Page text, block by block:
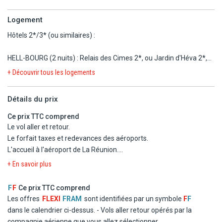
scènes de vie, constituant autant de repères pour mieux
comprendre l'île Bourbon au cours de l'histoire.
Logement
Hôtels 2*/3* (ou similaires) :
HELL-BOURG (2 nuits) : Relais des Cimes 2*, ou Jardin d'Héva 2*,
ou Relais des Gouverneurs 2*, ou similaire.
CÔTE OUEST (3 nuits) : Relais de l'Hermitage 3*, ou Floralys 3*, ou
similaire.
Liste d'hôtels communiquée à titre indicatif, les hôtels vous seront
confirmés dans le carnet de voyage transmis quelques jours avant
le départ.
+ Découvrir tous les logements
Détails du prix
Ce prix TTC comprend
Le vol aller et retour.
Le forfait taxes et redevances des aéroports.
L'accueil à l'aéroport de La Réunion.
Les transferts aéroport aller/retour.
similaire).
La demi-pension (hors boissons) aux hôtels du dîner du jour 2
au petit-déjeuner du jour 9 et les déjeuners (1/2 eau et 1/4 vin)
lors des excursions des jours 2 à 7.
+ En savoir plus
F F Ce prix TTC comprend
Les offres FLEXI FRAM sont identifiées par un symbole FF
dans le calendrier ci-dessus. - Vols aller retour opérés par la